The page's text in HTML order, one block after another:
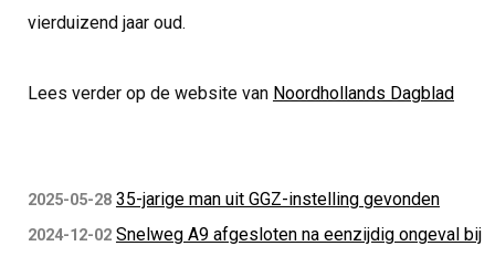
vierduizend jaar oud.
Lees verder op de website van Noordhollands Dagblad
2025-05-28 35-jarige man uit GGZ-instelling gevonden
2024-12-02 Snelweg A9 afgesloten na eenzijdig ongeval bij